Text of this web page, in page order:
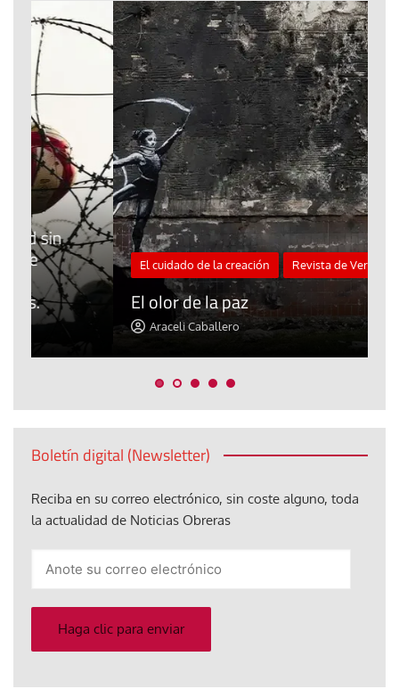
El cuidado de la creación Revista de Verano
El olor de la paz
Araceli Caballero
Boletín digital (Newsletter)
Reciba en su correo electrónico, sin coste alguno, toda
la actualidad de Noticias Obreras
electrónico
Haga clic para enviar